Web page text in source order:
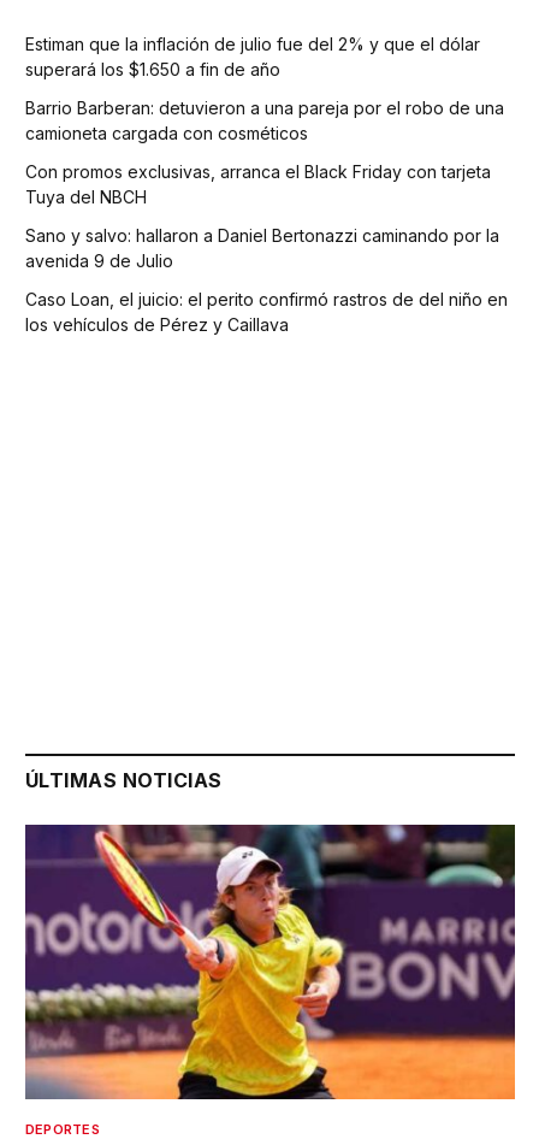
Estiman que la inflación de julio fue del 2% y que el dólar
superará los $1.650 a fin de año
Barrio Barberan: detuvieron a una pareja por el robo de una
camioneta cargada con cosméticos
Con promos exclusivas, arranca el Black Friday con tarjeta
Tuya del NBCH
Sano y salvo: hallaron a Daniel Bertonazzi caminando por la
avenida 9 de Julio
Caso Loan, el juicio: el perito confirmó rastros de del niño en
los vehículos de Pérez y Caillava
ÚLTIMAS NOTICIAS
DEPORTES